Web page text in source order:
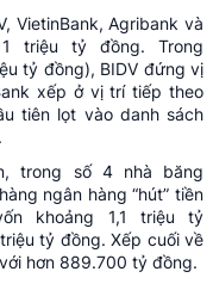
VietinBank, Agribank và
triệu tỷ đồng. Trong
tỷ đồng), BIDV đứng vị
xếp ở vị trí tiếp theo
tiên lọt vào danh sách
trong số 4 nhà băng
ngân hàng “hút” tiền
khoảng 1,1 triệu tỷ
tỷ đồng. Xếp cuối về
hơn 889.700 tỷ đồng.